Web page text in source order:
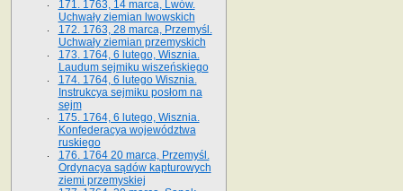
171. 1763, 14 marca, Lwów.
Uchwały ziemian lwowskich
172. 1763, 28 marca, Przemyśl.
Uchwały ziemian przemyskich
173. 1764, 6 lutego, Wisznia.
Laudum sejmiku wiszeńskiego
174. 1764, 6 lutego Wisznia.
Instrukcya sejmiku posłom na
sejm
175. 1764, 6 lutego, Wisznia.
Konfederacya województwa
ruskiego
176. 1764 20 marca, Przemyśl.
Ordynacya sądów kapturowych
ziemi przemyskiej